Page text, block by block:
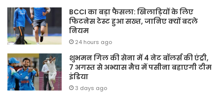
BCCI का बड़ा फैसला: खिलाड़ियों के लिए
फिटनेस टेस्ट हुआ सख्त, जानिए क्यों बदले
नियम
24 hours ago
शुभमन गिल की सेना में 4 नेट बॉलर्स की एंट्री,
7 अगस्त से अभ्यास मैच में पसीना बहाएगी टीम
इंडिया
3 days ago